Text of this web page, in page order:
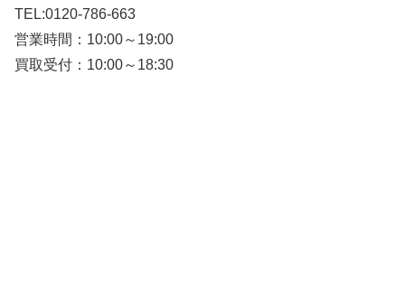
TEL:0120-786-663
営業時間：10:00～19:00
買取受付：10:00～18:30